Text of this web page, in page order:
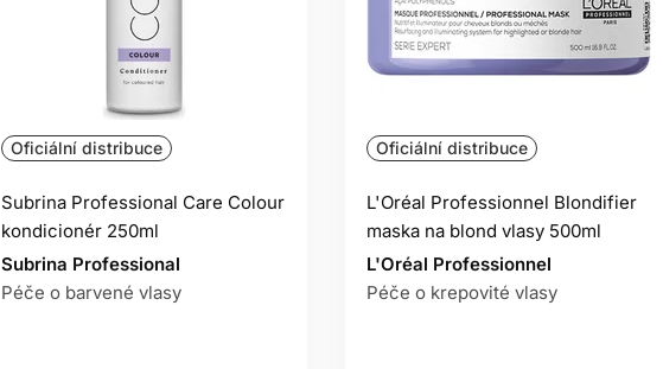
Oficiální distribuce
Subrina Professional Care Colour
kondicionér 250ml
Subrina Professional
Péče o barvené vlasy
Oficiální distribuce
L'Oréal Professionnel Blondifier
maska ​​na blond vlasy 500ml
L'Oréal Professionnel
Péče o krepovité vlasy